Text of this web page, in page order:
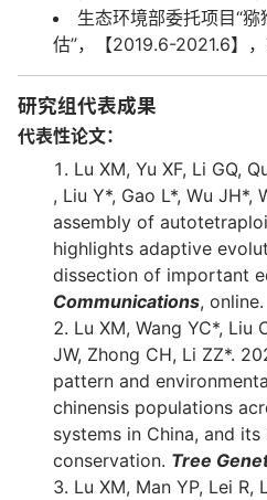
生态环境部委托项目“
估”，【2019.6-2021.6】，
研究组代表成果
代表性论文：
Lu XM, Yu XF, Li GQ,
, Liu Y*, Gao L*, Wu JH*,
assembly of
highlights adaptive
dissection of important
Communications, online.
Lu XM, Wang YC*, Liu
JW, Zhong CH, Li ZZ*.
pattern and
chinensis populations
systems in China, and
conservation. Tree
Lu XM, Man YP, Lei R,